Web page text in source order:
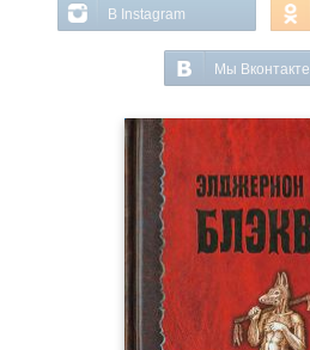
В Instagram
Мы Вконтакте